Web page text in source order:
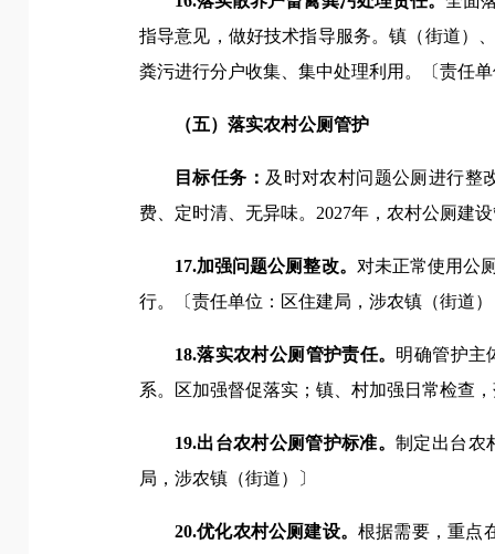
指导意见，做好技术指导服务。镇（街道）
粪污进行分户收集、集中处理利用。〔责任
（五）落实农村公厕管护
目标任务： 及时对农村问题公厕进行整
费、定时清、无异味。2027年，农村公厕建
17.加强问题公厕整改。 对未正常使用公
行。〔责任单位：区住建局，涉农镇（街道
18.落实农村公厕管护责任。 明确管护主
系。区加强督促落实；镇、村加强日常检查
19.出台农村公厕管护标准。制定出台农
局，涉农镇（街道）〕
20.优化农村公厕建设。根据需要，重点